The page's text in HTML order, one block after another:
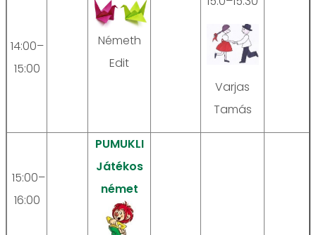
14:00–
15:00
Németh
Edit
Varjas
Tamás
15:00–
16:00
PUMUKLI
Játékos
német